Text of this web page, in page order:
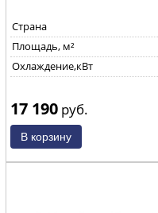
Страна
Площадь, м²
Охлаждение,кВт
17 190 руб.